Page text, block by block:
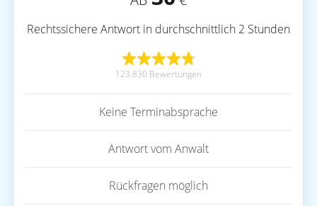
Rechtssichere Antwort in durchschnittlich 2 Stunden
123.830 Bewertungen
Keine Terminabsprache
Antwort vom Anwalt
Rückfragen möglich